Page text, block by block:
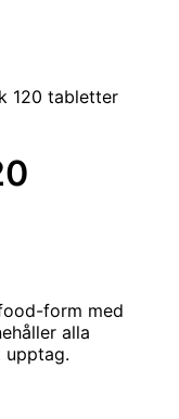
120 tabletter
form med
alla